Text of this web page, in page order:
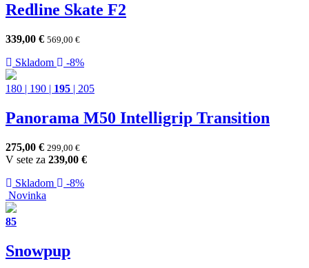
Redline Skate F2
339,00 € 569,00 €
Skladom -8%
180 | 190 | 195 | 205
Panorama M50 Intelligrip Transition
275,00 € 299,00 €
V sete za 239,00 €
Skladom
-8%
Novinka
85
Snowpup